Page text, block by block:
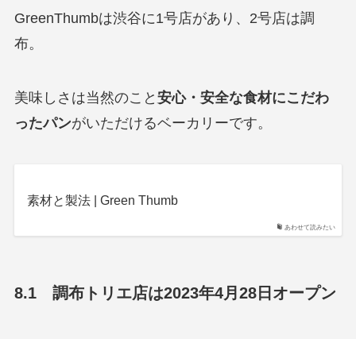
GreenThumbは渋谷に1号店があり、2号店は調
布。
美味しさは当然のこと 安心・安全な食材にこだわ
ったパンがいただけるベーカリーです。
あわせて読みたい
素材と製法 | Green Thumb
8.1 調布トリエ店は2023年4月28日オープン